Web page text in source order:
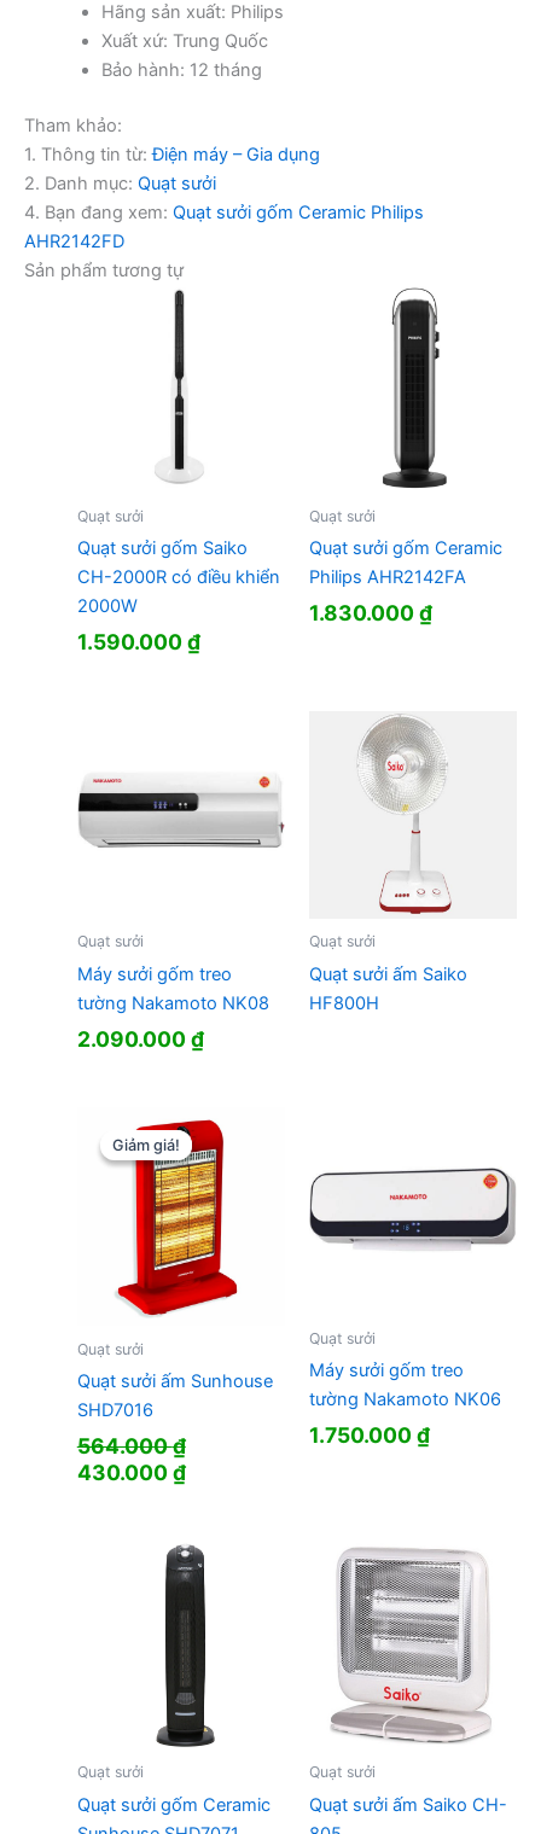
Hãng sản xuất: Philips
Xuất xứ: Trung Quốc
Bảo hành: 12 tháng
Tham khảo:
1. Thông tin từ:Điện máy – Gia dụng
2. Danh mục: Quạt sưởi
4. Bạn đang xem: Quạt sưởi gốm Ceramic Philips
AHR2142FD
Sản phẩm tương tự
Quạt sưởi
Quạt sưởi gốm Saiko
CH-2000R có điều khiển
2000W
1.590.000₫
Quạt sưởi
Quạt sưởi gốm Ceramic
Philips AHR2142FA
1.830.000₫
Quạt sưởi
Máy sưởi gốm treo
tường Nakamoto NK08
2.090.000₫
Quạt sưởi
Quạt sưởi ấm Saiko
HF800H
Giảm giá!
Giảm giá!
Quạt sưởi
Quạt sưởi ấm Sunhouse
SHD7016
564.000₫
Giá
564.000 ₫.
430.000₫Giá
là:
430.000 ₫.
Quạt sưởi
Máy sưởi gốm treo
tường Nakamoto NK06
1.750.000₫
Quạt sưởi
Quạt sưởi gốm Ceramic
Quạt sưởi
Quạt sưởi ấm Saiko CH-